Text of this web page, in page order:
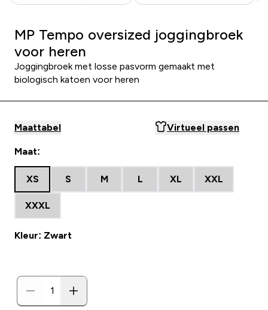
MP Tempo oversized joggingbroek
voor heren
Joggingbroek met losse pasvorm gemaakt met
biologisch katoen voor heren
Maattabel Virtueel passen
Maat:
XS S M L XL XXL
XXXL
Kleur: Zwart